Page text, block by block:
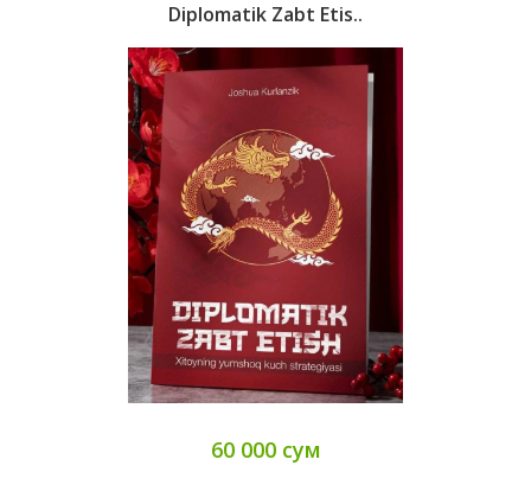
Diplomatik Zabt Etis..
60 000 сум